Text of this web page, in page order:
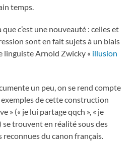
temps.
que c’est une nouveauté : celles et
sont en fait sujets à un biais
linguiste Arnold Zwicky « illusion
un peu, on se rend compte
exemples de cette construction
» (« je lui partage qqch », « je
se trouvent en réalité sous des
du canon français.